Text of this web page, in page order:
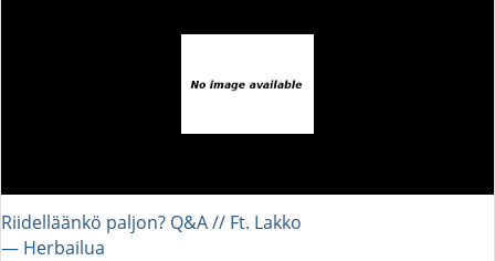
Riidelläänkö paljon? Q&A // Ft. Lakko
― Herbailua